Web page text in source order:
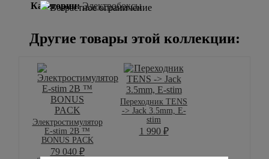
Категории:Электробоксы
Другие товары этой коллекции:
Электростимулятор
E-stim 2B ™
BONUS PACK
79 040 ₽
Переходник TENS
-> Jack 3.5mm, E-
stim
1 990 ₽